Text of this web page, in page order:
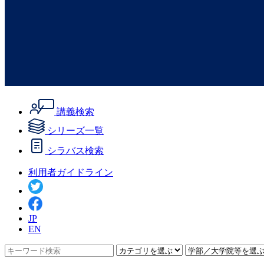
講義検索
シリーズ一覧
シラバス検索
利用者ガイドライン
JP
EN